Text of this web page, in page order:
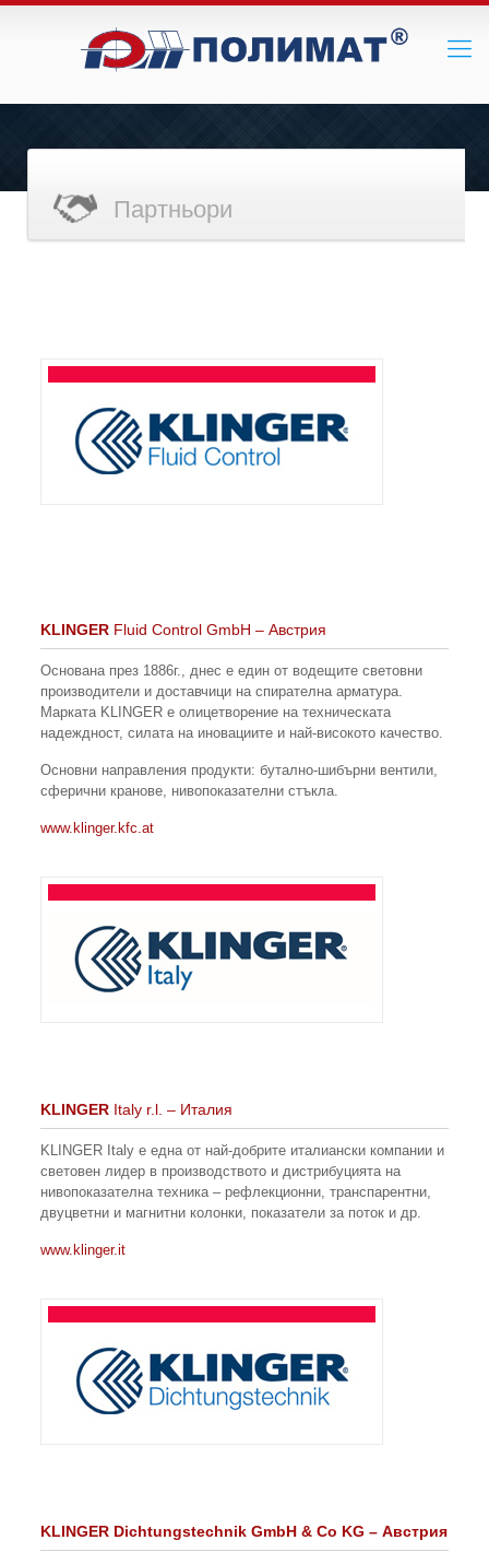
Партньори
KLINGERFluid Control GmbH – Австрия
Основана през 1886г., днес е един от водещите световни
производители и доставчици на спирателна арматура.
Марката KLINGER е олицетворение на техническата
надеждност, силата на иновациите и най-високото качество.
Основни направления продукти: бутално-шибърни вентили,
сферични кранове, нивопоказателни стъкла.
www.klinger.kfc.at
KLINGERItaly r.l. – Италия
KLINGER Italy е една от най-добрите италиански компании и
световен лидер в производството и дистрибуцията на
нивопоказателна техника – рефлекционни, транспарентни,
двуцветни и магнитни колонки, показатели за поток и др.
www.klinger.it
KLINGER Dichtungstechnik GmbH & Co KG – Австрия